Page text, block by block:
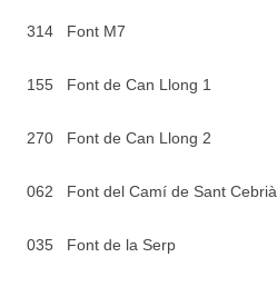
314 Font M7
155 Font de Can Llong 1
270 Font de Can Llong 2
062 Font del Camí de Sant Cebrià
035 Font de la Serp